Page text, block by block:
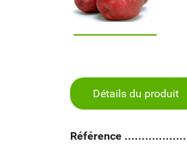
Détails du produit
Référence